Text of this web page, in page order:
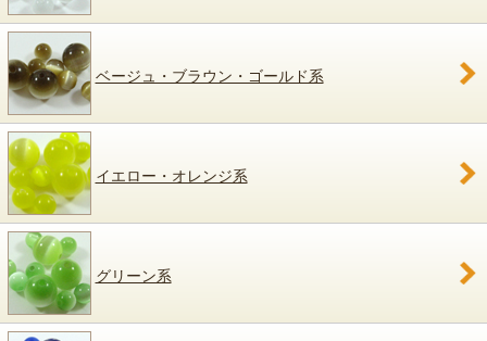
ベージュ・ブラウン・ゴールド系
イエロー・オレンジ系
グリーン系